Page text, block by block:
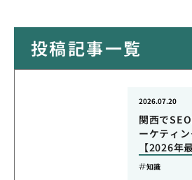
投稿記事一覧
関西で
ーケティ
【2026年
2026.07.20
知識